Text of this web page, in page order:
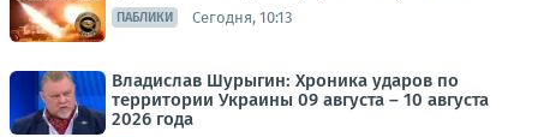
ПАБЛИКИ Сегодня, 10:13
Владислав Шурыгин: Хроника ударов по
территории Украины 09 августа – 10 августа
2026 года